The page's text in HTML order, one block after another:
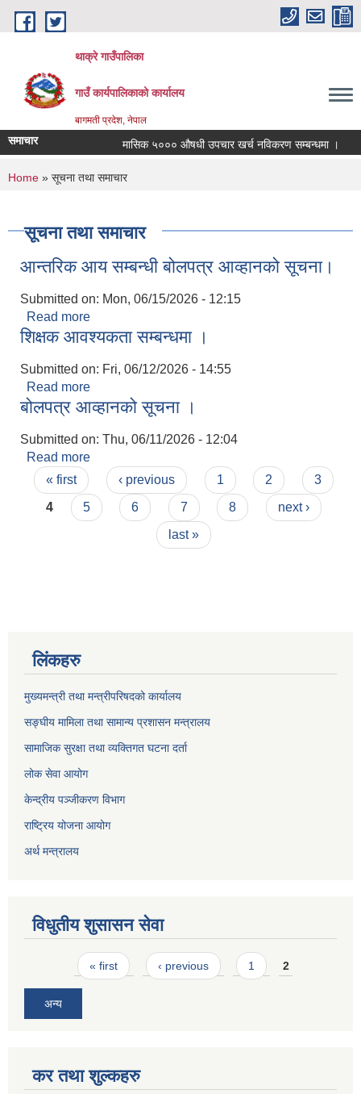
Skip to main content
थाक्रे गाउँपालिका
गाउँ कार्यपालिकाको कार्यालय
बागमती प्रदेश, नेपाल
समाचार मासिक ५००० औषधी उपचार खर्च नविकरण सम्बन्धमा ।
You are here
Home » सूचना तथा समाचार
सूचना तथा समाचार
आन्तरिक आय सम्बन्धी बोलपत्र आव्हानको सूचना।
Submitted on: Mon, 06/15/2026 - 12:15
Read more
शिक्षक आवश्यकता सम्बन्धमा ।
Submitted on: Fri, 06/12/2026 - 14:55
Read more
बोलपत्र आव्हानको सूचना ।
Submitted on: Thu, 06/11/2026 - 12:04
Read more
Pages
« first ‹ previous 1 2
3
4
5 6 7 8
next ›
last »
लिंकहरु
मुख्यमन्त्री तथा मन्त्रीपरिषदको कार्यालय
सङ्घीय मामिला तथा सामान्य प्रशासन मन्त्रालय
सामाजिक सुरक्षा तथा व्यक्तिगत घटना दर्ता
लोक सेवा आयोग
केन्द्रीय पञ्जीकरण विभाग
राष्ट्रिय योजना आयोग
अर्थ मन्त्रालय
विधुतीय शुसासन सेवा
Pages« first ‹ previous 1 2
अन्य
कर तथा शुल्कहरु